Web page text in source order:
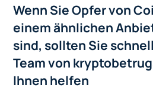
Wenn Sie Opfer von
einem ähnlichen
sind, sollten Sie
Team von
Ihnen helfen